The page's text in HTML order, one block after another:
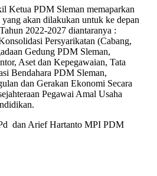
Ketua PDM Sleman memaparkan
akan dilakukan untuk ke depan
2022-2027 diantaranya :
Persyarikatan (Cabang,
Gedung PDM Sleman,
Aset dan Kepegawaian, Tata
Bendahara PDM Sleman,
dan Gerakan Ekonomi Secara
Pegawai Amal Usaha
dan Arief Hartanto MPI PDM